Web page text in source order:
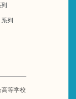
列
等学校